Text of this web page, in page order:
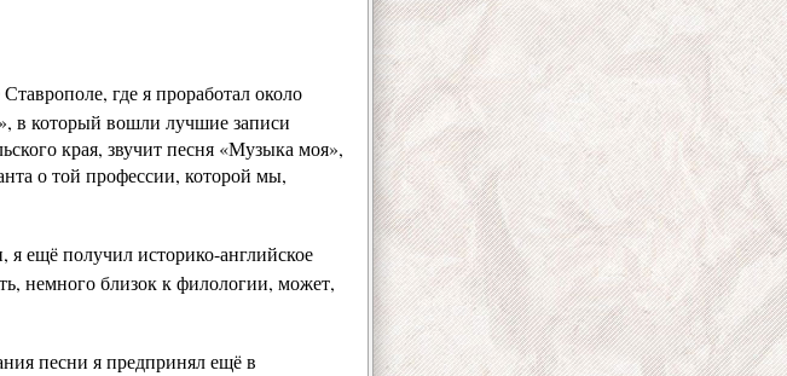
где я проработал около
в который вошли лучшие записи
края, звучит песня «Музыка моя»,
о той профессии, которой мы,
ещё получил историко-английское
немного близок к филологии, может,
песни я предпринял ещё в